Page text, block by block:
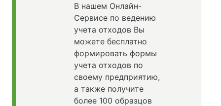
В нашем Онлайн-
Сервисе по ведению
учета отходов Вы
можете бесплатно
формировать формы
учета отходов по
своему предприятию,
а также получите
более 100 образцов